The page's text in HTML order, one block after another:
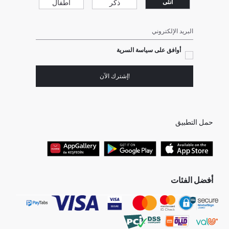
انثى ذكر أطفال
البريد الإلكتروني
أوافق على سياسة السرية
!إشترك الآن
حمل التطبيق
أفضل الفئات
جميع متاجرنا
هدايا عيد الحب
البلوفر النسائية
بلوفر رجالي
برفانات حريمى
جينز رجالي